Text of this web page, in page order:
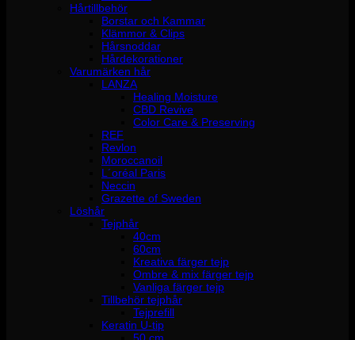
Hårtillbehör
Borstar och Kammar
Klämmor & Clips
Hårsnoddar
Hårdekorationer
Varumärken hår
LANZA
Healing Moisture
CBD Revive
Color Care & Preserving
REF
Revlon
Moroccanoil
L´oréal Paris
Neccin
Grazette of Sweden
Löshår
Tejphår
40cm
60cm
Kreativa färger tejp
Ombre & mix färger tejp
Vanliga färger tejp
Tillbehör tejphår
Tejprefill
Keratin U-tip
50 cm